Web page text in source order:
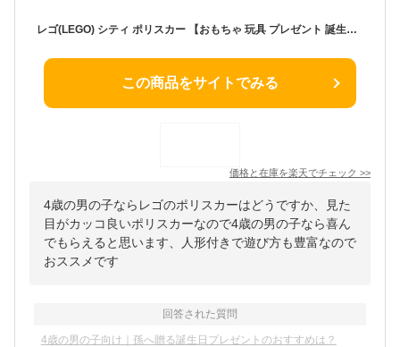
レゴ(LEGO) シティ ポリスカー 【おもちゃ 玩具 プレゼント 誕生日 ブロック 知育 クリスマス 男の子 女の子 子供 5歳 6歳 7歳 8歳 街づくり パトカー 警察 乗り物 車 ミニカー 】 60312
この商品をサイトでみる
価格と在庫を楽天でチェック >>
4歳の男の子ならレゴのポリスカーはどうですか、見た
目がカッコ良いポリスカーなので4歳の男の子なら喜ん
でもらえると思います、人形付きで遊び方も豊富なので
おススメです
回答された質問
4歳の男の子向け｜孫へ贈る誕生日プレゼントのおすすめは？